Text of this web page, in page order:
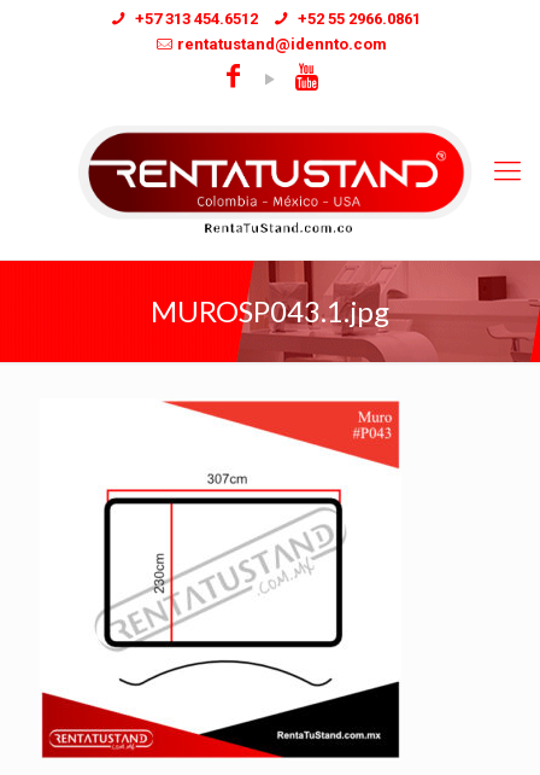
+57 313 454.6512
+52 55 2966.0861
rentatustand@idennto.com
MUROSP043.1.jpg